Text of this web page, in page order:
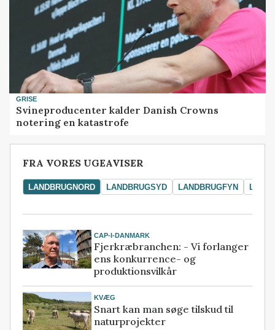
GRISE
Svineproducenter kalder Danish Crowns
notering en katastrofe
FRA VORES UGEAVISER
LANDBRUGNORD LANDBRUGSYD LANDBRUGFYN
CAP-I-DANMARK
Fjerkræbranchen: - Vi forlanger
ens konkurrence- og
produktionsvilkår
KVÆG
Snart kan man søge tilskud til
naturprojekter